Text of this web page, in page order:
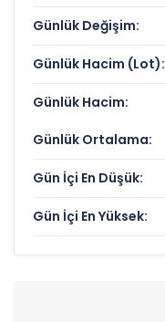
Günlük Değişim:
Günlük Hacim (Lot):
Günlük Hacim:
Günlük Ortalama:
Gün İçi En Düşük:
Gün İçi En Yüksek: